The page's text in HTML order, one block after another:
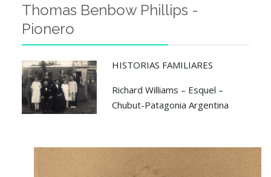
Thomas Benbow Phillips -
Pionero
HISTORIAS FAMILIARES
Richard Williams – Esquel –
Chubut-Patagonia Argentina